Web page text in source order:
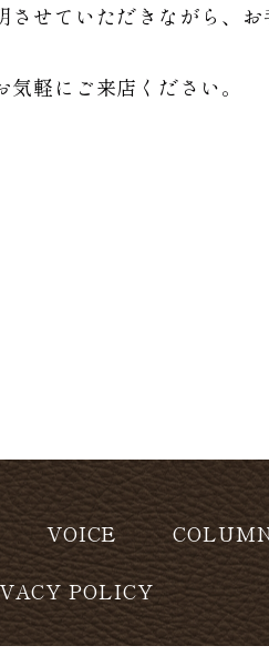
せていただきながら、お
軽にご来店ください。
VOICE
POLICY